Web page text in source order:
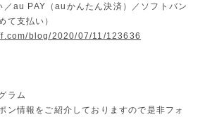
／au PAY（auかんたん決済）／ソフトバン
て支払い）
blog/2020/07/11/123636
ラム
ン情報をご紹介しておりますので是非フォ